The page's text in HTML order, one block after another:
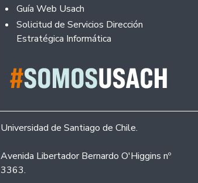
Guía Web Usach
Solicitud de Servicios Dirección
Estratégica Informática
Universidad de Santiago de Chile.
Avenida Libertador Bernardo O'Higgins nº
3363.